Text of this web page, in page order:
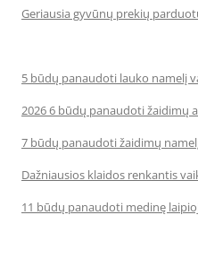
Geriausia gyvūnų prekių
5 būdų panaudoti lauko namelį
2026 6 būdų panaudoti žaidimų
7 būdų panaudoti žaidimų
Dažniausios klaidos renkantis
11 būdų panaudoti medinę